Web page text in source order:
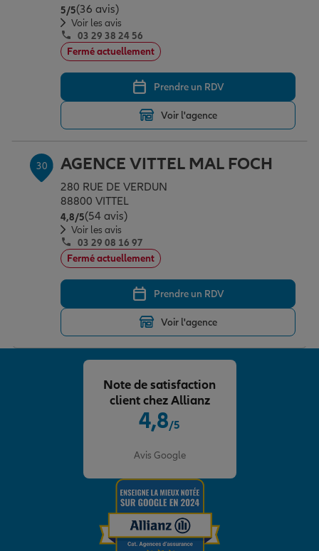
5/5Note de 5 sur 5
(36 avis)
Voir les avis
03 29 38 24 56
Fermé actuellement
Prendre un RDV
Voir l'agence
30 AGENCE VITTEL MAL FOCH
280 RUE DE VERDUN
88800 VITTEL
4,8/5Note de 4.8 sur 5
(54 avis)
Voir les avis
03 29 08 16 97
Fermé actuellement
Prendre un RDV
Voir l'agence
4,8/5
Avis Google
Note de satisfaction
client chez Allianz